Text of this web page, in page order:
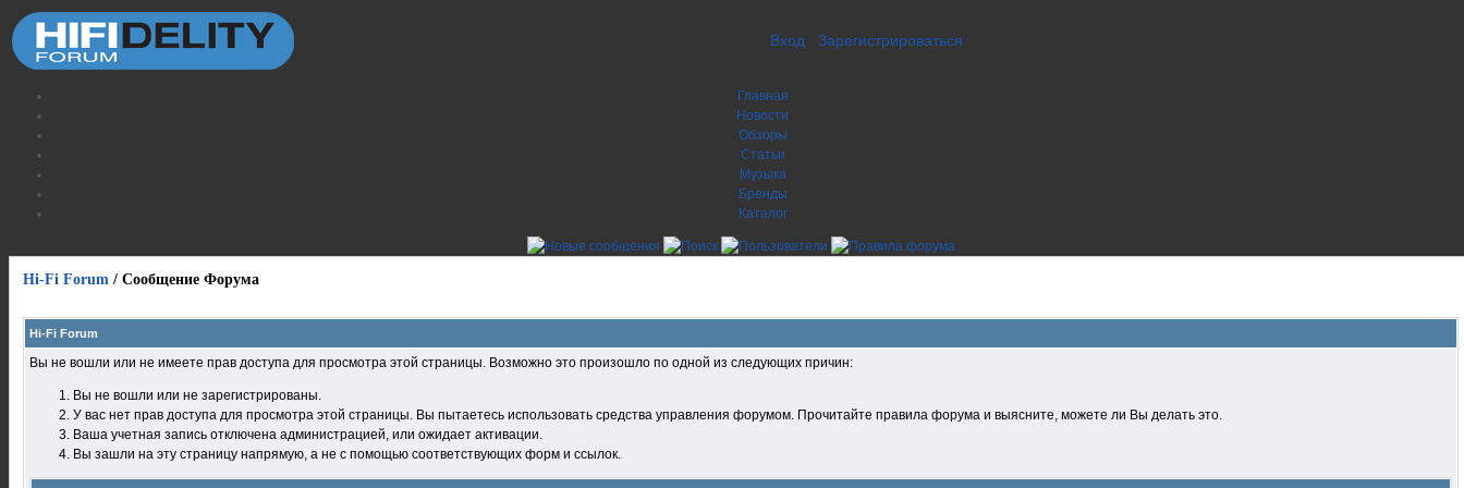
Вход Зарегистрироваться
Главная
Новости
Обзоры
Статьи
Музыка
Бренды
Каталог
Hi-Fi Forum / Сообщение Форума
Hi-Fi Forum
Вы не вошли или не имеете прав доступа для просмотра этой страницы. Возможно это произошло по одной из следующих причин:
Вы не вошли или не зарегистрированы.
У вас нет прав доступа для просмотра этой страницы. Вы пытаетесь использовать средства управления форумом. Прочитайте правила форума и выясните, можете ли Вы делать это.
Ваша учетная запись отключена администрацией, или ожидает активации.
Вы зашли на эту страницу напрямую, а не с помощью соответствующих форм и ссылок.